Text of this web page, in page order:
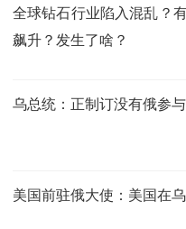
全球钻石行业陷入混乱？
飙升？发生了啥？
乌总统：正制订没有俄参
美国前驻俄大使：美国在